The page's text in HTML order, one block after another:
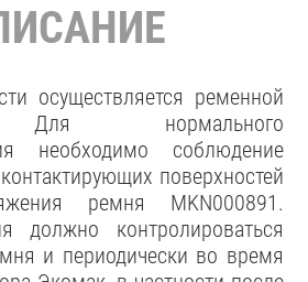
осуществляется ременной
Для нормального
необходимо соблюдение
поверхностей
ремня MKN000891.
должно контролироваться
и периодически во время